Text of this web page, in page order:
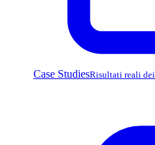
Case StudiesRisultati reali